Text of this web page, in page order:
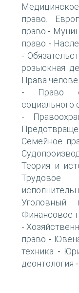
право.
право -
право -
-
розыскная
Права
- Право
социального
-
Семейное
Теория и
Трудовое
Уголовный
Финансовое
-
право -
техника -
деонтология -